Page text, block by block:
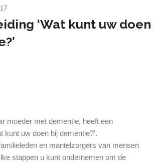
‘Wat kunt uw doen
moeder met dementie, heeft een
kunt uw doen bij dementie?’.
en mantelzorgers van mensen
stappen u kunt ondernemen om de